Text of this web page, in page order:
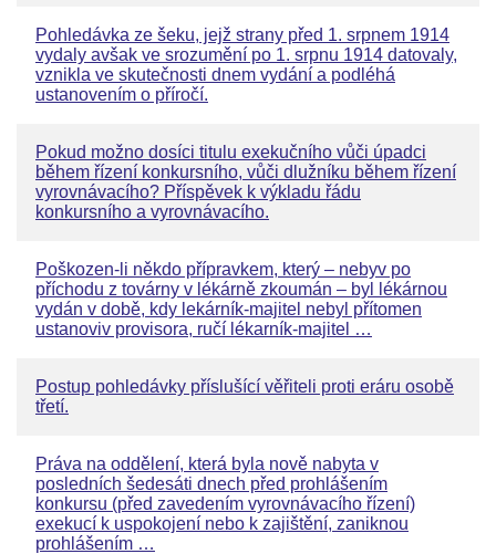
Pohledávka ze šeku, jejž strany před 1. srpnem 1914
vydaly avšak ve srozumění po 1. srpnu 1914 datovaly,
vznikla ve skutečnosti dnem vydání a podléhá
ustanovením o příročí.
Pokud možno dosíci titulu exekučního vůči úpadci
během řízení konkursního, vůči dlužníku během řízení
vyrovnávacího? Příspěvek k výkladu řádu
konkursního a vyrovnávacího.
Poškozen-li někdo přípravkem, který – nebyv po
příchodu z továrny v lékárně zkoumán – byl lékárnou
vydán v době, kdy lekárník-majitel nebyl přítomen
ustanoviv provisora, ručí lékarník-majitel …
Postup pohledávky příslušící věřiteli proti eráru osobě
třetí.
Práva na oddělení, která byla nově nabyta v
posledních šedesáti dnech před prohlášením
konkursu (před zavedením vyrovnávacího řízení)
exekucí k uspokojení nebo k zajištění, zaniknou
prohlášením …